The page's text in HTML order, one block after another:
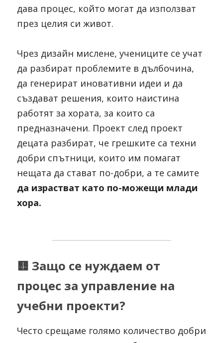
дава процес, който могат да използват
през целия си живот.
Чрез дизайн мислене, учениците се учат
да разбират проблемите в дълбочина,
да генерират иновативни идеи и да
създават решения, които наистина
работят за хората, за които са
предназначени. Проект след проект
децата разбират, че грешките са техни
добри спътници, които им помагат
да израстват като по-можещи млади
хора.
🟨 Защо се нуждаем от
процес за управление на
учебни проекти?
Често срещаме голямо количество добри